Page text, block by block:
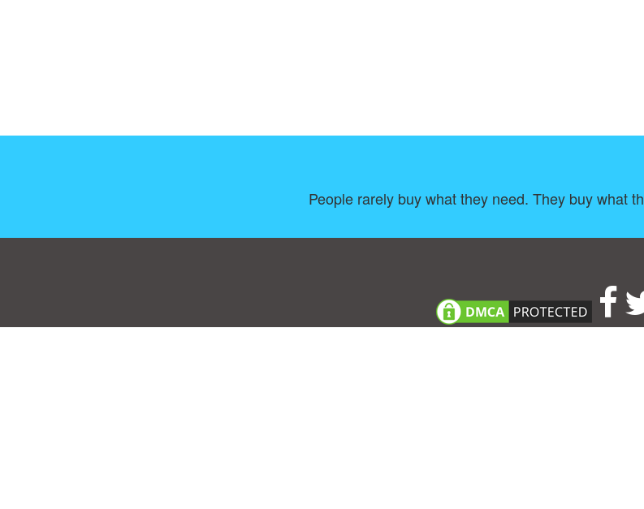
People rarely buy what they need. They buy what